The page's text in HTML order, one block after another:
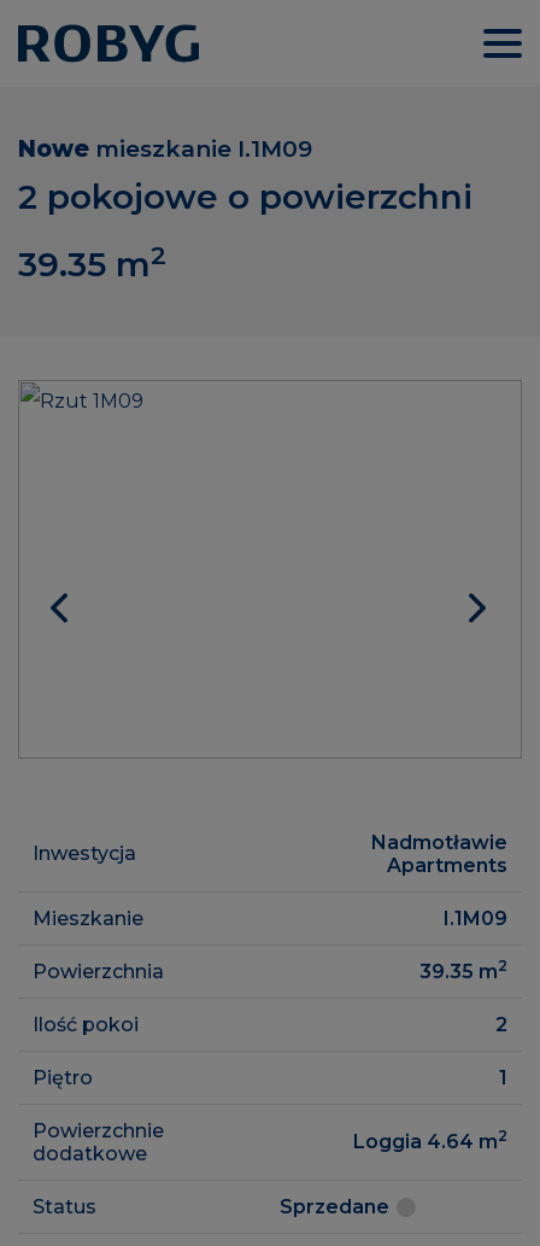
Nowe mieszkanie I.1M09
2 pokojowe o powierzchni
39.35 m2
Inwestycja
Nadmotławie
Apartments
Mieszkanie I.1M09
Powierzchnia 39.35 m2
Ilość pokoi 2
Piętro 1
Powierzchnie
dodatkowe
Loggia 4.64 m2
Status Sprzedane